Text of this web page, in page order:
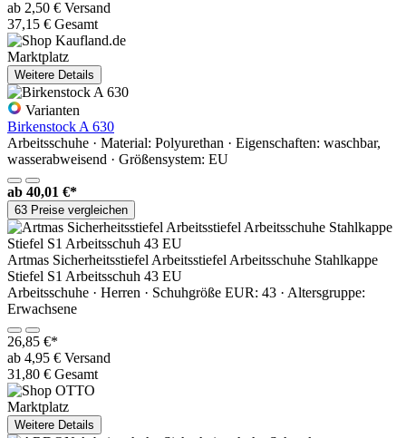
ab 2,50 € Versand
37,15 € Gesamt
Marktplatz
Weitere Details
Varianten
Birkenstock A 630
Arbeitsschuhe · Material: Polyurethan · Eigenschaften: waschbar,
wasserabweisend · Größensystem: EU
ab 40,01 €*
63 Preise vergleichen
Artmas Sicherheitsstiefel Arbeitsstiefel Arbeitsschuhe Stahlkappe
Stiefel S1 Arbeitsschuh 43 EU
Arbeitsschuhe · Herren · Schuhgröße EUR: 43 · Altersgruppe:
Erwachsene
26,85 €*
ab 4,95 € Versand
31,80 € Gesamt
Marktplatz
Weitere Details